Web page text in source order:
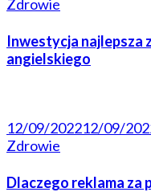
Zdrowie
Inwestycja najlepsza
angielskiego
12/09/202212/09/
Zdrowie
Dlaczego reklama za